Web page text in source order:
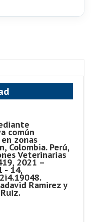
común
zonas
Colombia. Perú,
Veterinarias
2021 –
- 14,
Ramirez y